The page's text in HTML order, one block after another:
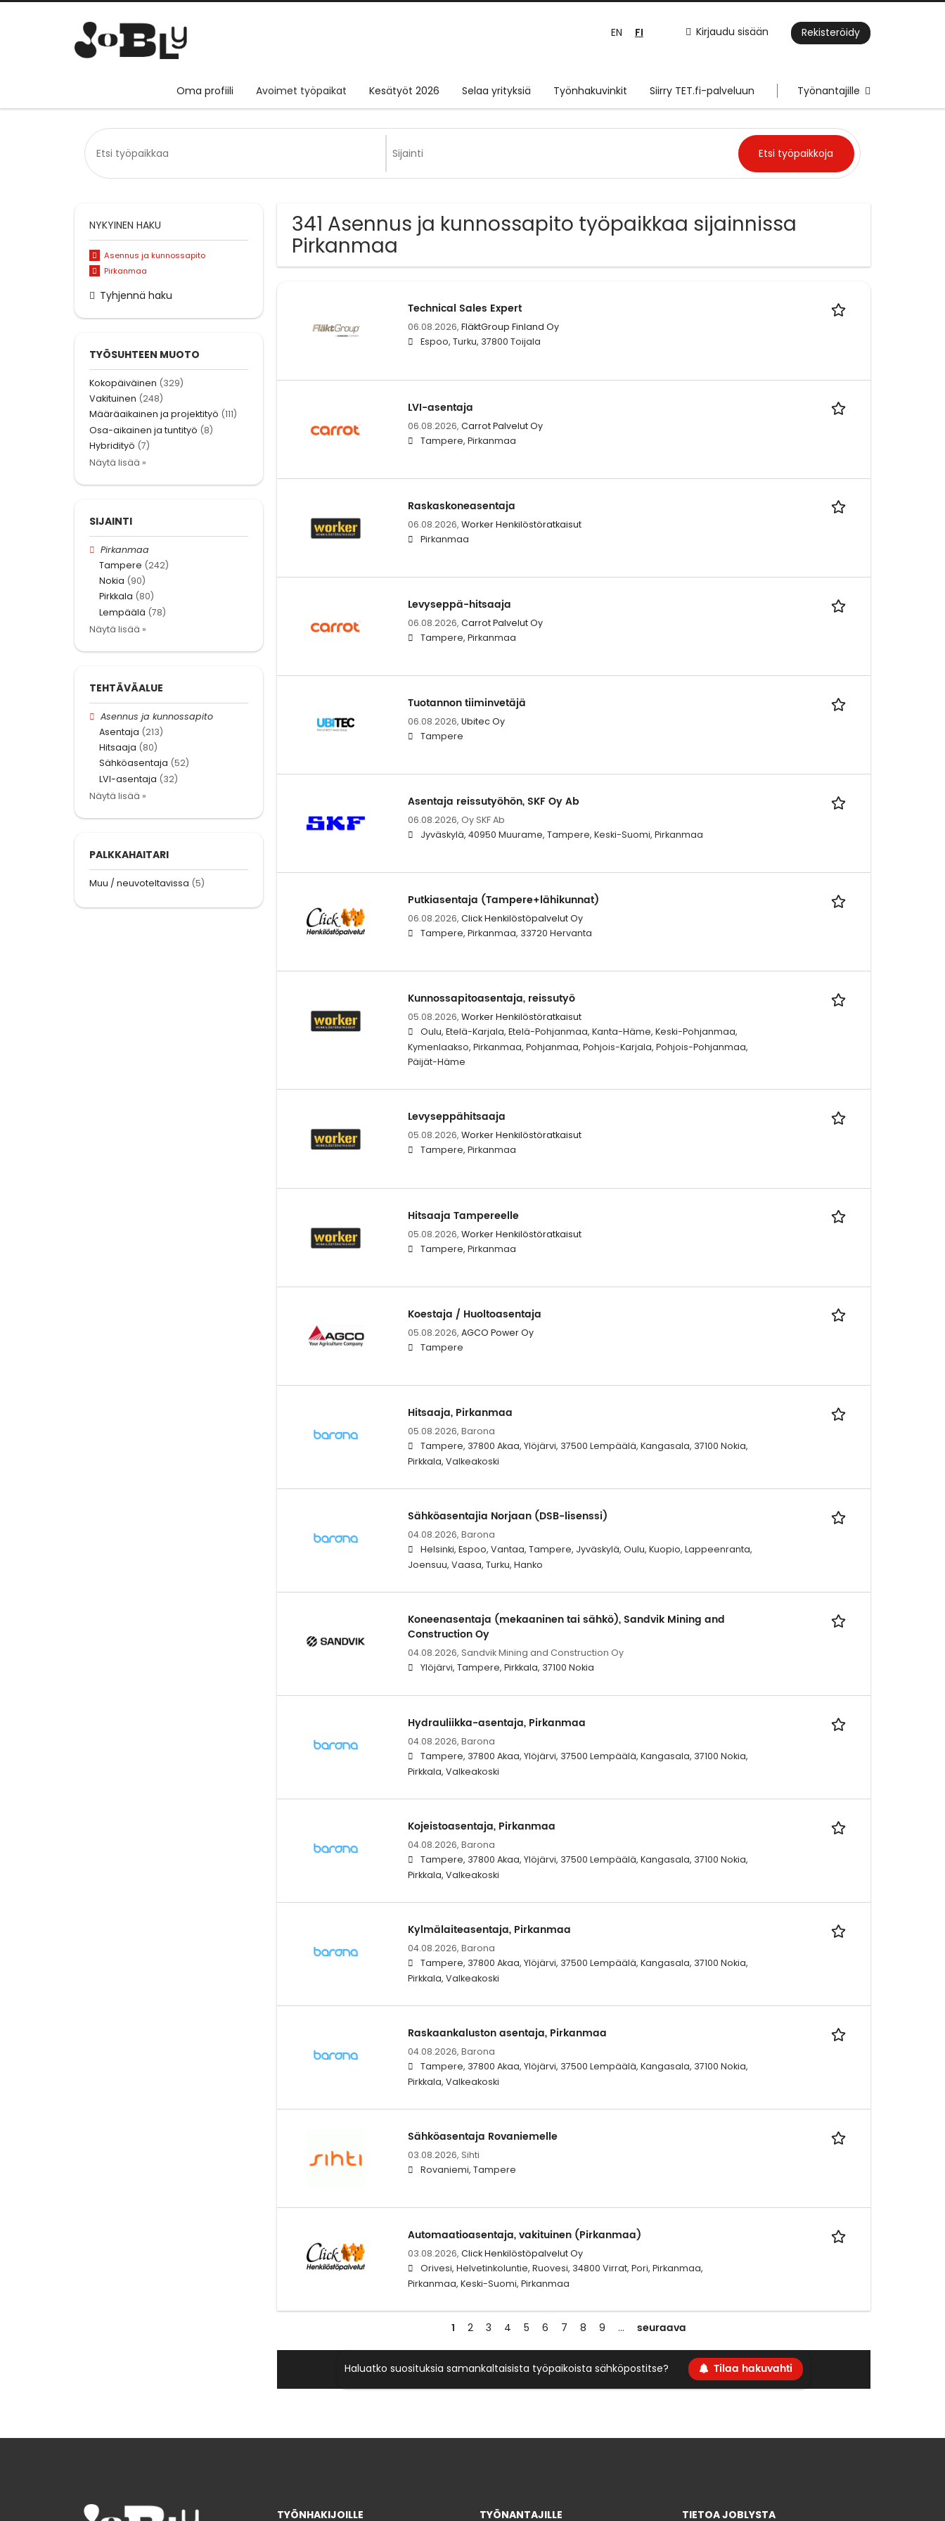
Kirjaudu sisään Rekisteröidy
EN FI
Oma profiili Avoimet työpaikat Kesätyöt 2026 Selaa yrityksiä Työnhakuvinkit Siirry TET.fi-palveluun Työnantajille
341 Asennus ja kunnossapito työpaikkaa sijainnissa
Pirkanmaa
Technical Sales Expert
06.08.2026, FläktGroup Finland Oy
Espoo, Turku, 37800 Toijala
LVI-asentaja
06.08.2026, Carrot Palvelut Oy
Tampere, Pirkanmaa
Raskaskoneasentaja
06.08.2026, Worker Henkilöstöratkaisut
Pirkanmaa
Levyseppä-hitsaaja
06.08.2026, Carrot Palvelut Oy
Tampere, Pirkanmaa
Tuotannon tiiminvetäjä
06.08.2026, Ubitec Oy
Tampere
Asentaja reissutyöhön, SKF Oy Ab
06.08.2026, Oy SKF Ab
Jyväskylä, 40950 Muurame, Tampere, Keski-Suomi, Pirkanmaa
Putkiasentaja (Tampere+lähikunnat)
06.08.2026, Click Henkilöstöpalvelut Oy
Tampere, Pirkanmaa, 33720 Hervanta
Kunnossapitoasentaja, reissutyö
05.08.2026, Worker Henkilöstöratkaisut
Oulu, Etelä-Karjala, Etelä-Pohjanmaa, Kanta-Häme, Keski-Pohjanmaa,
Kymenlaakso, Pirkanmaa, Pohjanmaa, Pohjois-Karjala, Pohjois-Pohjanmaa,
Päijät-Häme
Levyseppähitsaaja
05.08.2026, Worker Henkilöstöratkaisut
Tampere, Pirkanmaa
Hitsaaja Tampereelle
05.08.2026, Worker Henkilöstöratkaisut
Tampere, Pirkanmaa
Koestaja / Huoltoasentaja
05.08.2026, AGCO Power Oy
Tampere
Hitsaaja, Pirkanmaa
05.08.2026, Barona
Tampere, 37800 Akaa, Ylöjärvi, 37500 Lempäälä, Kangasala, 37100 Nokia,
Pirkkala, Valkeakoski
Sähköasentajia Norjaan (DSB-lisenssi)
04.08.2026, Barona
Helsinki, Espoo, Vantaa, Tampere, Jyväskylä, Oulu, Kuopio, Lappeenranta,
Joensuu, Vaasa, Turku, Hanko
Koneenasentaja (mekaaninen tai sähkö), Sandvik Mining and
Construction Oy
04.08.2026, Sandvik Mining and Construction Oy
Ylöjärvi, Tampere, Pirkkala, 37100 Nokia
Hydrauliikka-asentaja, Pirkanmaa
04.08.2026, Barona
Tampere, 37800 Akaa, Ylöjärvi, 37500 Lempäälä, Kangasala, 37100 Nokia,
Pirkkala, Valkeakoski
Kojeistoasentaja, Pirkanmaa
04.08.2026, Barona
Tampere, 37800 Akaa, Ylöjärvi, 37500 Lempäälä, Kangasala, 37100 Nokia,
Pirkkala, Valkeakoski
Kylmälaiteasentaja, Pirkanmaa
04.08.2026, Barona
Tampere, 37800 Akaa, Ylöjärvi, 37500 Lempäälä, Kangasala, 37100 Nokia,
Pirkkala, Valkeakoski
Raskaankaluston asentaja, Pirkanmaa
04.08.2026, Barona
Tampere, 37800 Akaa, Ylöjärvi, 37500 Lempäälä, Kangasala, 37100 Nokia,
Pirkkala, Valkeakoski
Sähköasentaja Rovaniemelle
03.08.2026, Sihti
Rovaniemi, Tampere
Automaatioasentaja, vakituinen (Pirkanmaa)
03.08.2026, Click Henkilöstöpalvelut Oy
Orivesi, Helvetinkoluntie, Ruovesi, 34800 Virrat, Pori, Pirkanmaa,
Pirkanmaa, Keski-Suomi, Pirkanmaa
1 2 3 4 5 6 7 8 9 … seuraava
Haluatko suosituksia samankaltaisista työpaikoista sähköpostitse? Tilaa hakuvahti
NYKYINEN HAKU
Asennus ja kunnossapito
Pirkanmaa
Tyhjennä haku
TYÖSUHTEEN MUOTO
Kokopäiväinen (329)
Vakituinen (248)
Määräaikainen ja projektityö (111)
Osa-aikainen ja tuntityö (8)
Hybridityö (7)
Näytä lisää »
SIJAINTI
Pirkanmaa
Tampere (242)
Nokia (90)
Pirkkala (80)
Lempäälä (78)
Näytä lisää »
TEHTÄVÄALUE
Asennus ja kunnossapito
Asentaja (213)
Hitsaaja (80)
Sähköasentaja (52)
LVI-asentaja (32)
Näytä lisää »
PALKKAHAITARI
Muu / neuvoteltavissa (5)
TYÖNHAKIJOILLE TYÖNANTAJILLE TIETOA JOBLYSTA